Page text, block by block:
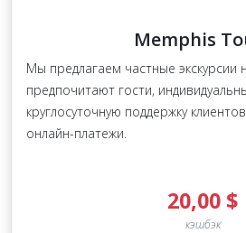
Memphis
Мы предлагаем частные экскурсии
предпочитают гости,
круглосуточную поддержку
онлайн-платежи.
20,00 $
кэшбэк